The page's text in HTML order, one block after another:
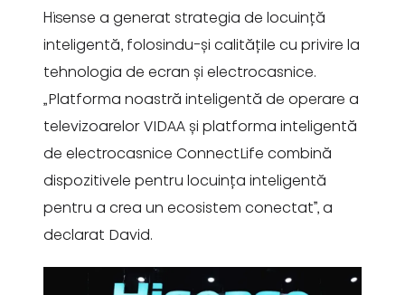
Hisense a generat strategia de locuință
inteligentă, folosindu-și calitățile cu privire la
tehnologia de ecran și electrocasnice.
„Platforma noastră inteligentă de operare a
televizoarelor VIDAA și platforma inteligentă
de electrocasnice ConnectLife combină
dispozitivele pentru locuința inteligentă
pentru a crea un ecosistem conectat”, a
declarat David.